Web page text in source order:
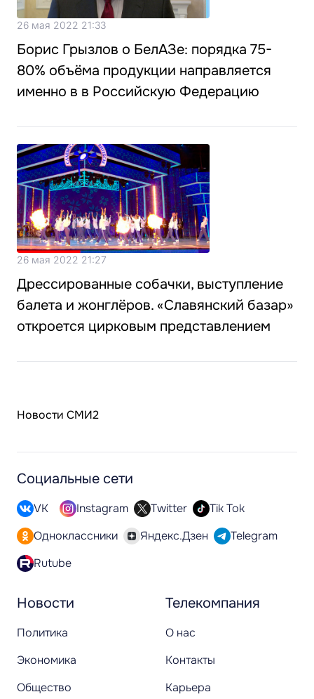
26 мая 2022 21:33
Борис Грызлов о БелАЗе: порядка 75-
80% объёма продукции направляется
именно в в Российскую Федерацию
26 мая 2022 21:27
Дрессированные собачки, выступление
балета и жонглёров. «Славянский базар»
откроется цирковым представлением
Новости СМИ2
Новости
Политика
Экономика
Общество
Телекомпания
О нас
Контакты
Карьера
Социальные сети
VK Instagram Twitter
Tik Tok
Одноклассники
Яндекс.Дзен
Telegram
Rutube